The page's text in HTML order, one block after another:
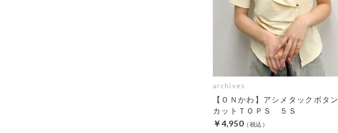
archives
【ＯＮかわ】アシメタックボタン
カットＴＯＰＳ ５Ｓ
￥4,950